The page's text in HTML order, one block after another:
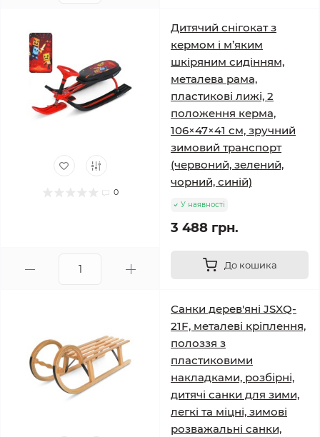
0
Дитячий снігокат з
кермом і м’яким
шкіряним сидінням,
металева рама,
пластикові лижі, 2
положення керма,
106×47×41 см, зручний
зимовий транспорт
(червоний, зелений,
чорний, синій)
У наявності
3 488 грн.
До кошика
Санки дерев'яні JSXQ-
21F, металеві кріплення,
полоззя з
пластиковими
накладками, розбірні,
дитячі санки для зими,
легкі та міцні, зимові
розважальні санки,